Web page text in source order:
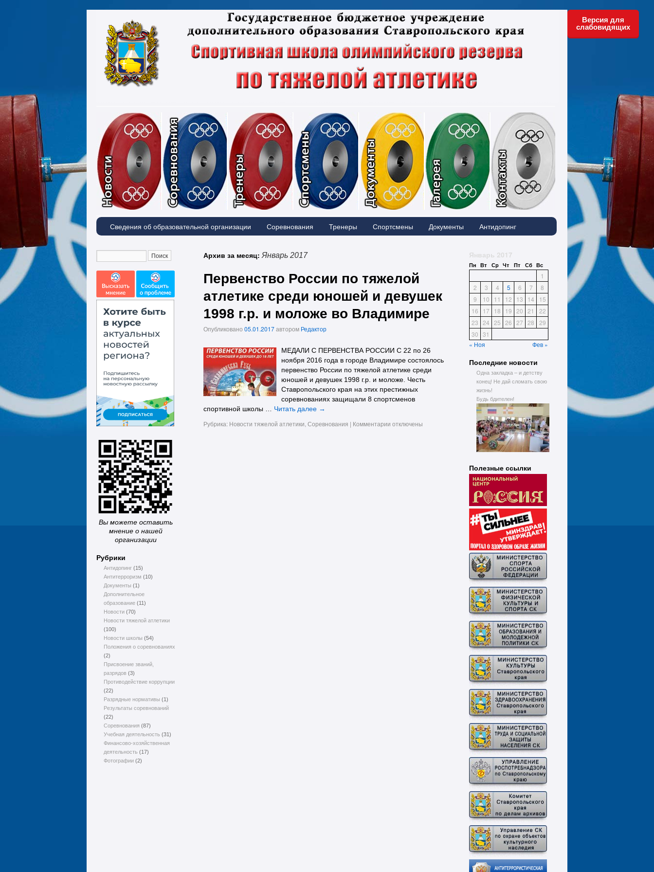
Новости Соревнования Тренеры Спортсмены Документы Фотографии
Сведения об образовательной организации Соревнования Тренеры Спортсмены Документы Антидопинг
Вы можете оставить
мнение о нашей
организации
Рубрики
Антидопинг(15)
Антитерроризм (10)
Документы (1)
Дополнительное
образование(11)
Новости(70)
Новости тяжелой атлетики
(100)
Новости школы (54)
Положения о соревнованиях
(2)
Присвоение званий,
разрядов(3)
Противодействие коррупции
(22)
Разрядные нормативы (1)
Результаты соревнований
(22)
Соревнования (87)
Учебная деятельность (31)
Финансово-хозяйственная
деятельность (17)
Фотографии(2)
Январь 2017
Пн Вт Ср Чт Пт Сб Вс
« Ноя Фев »
1
2
3 4 5 6 7
8
9
10 11 12 13 14
15
16
17 18 19 20 21
22
23 24 25 26 27 28
29
30 31
Последние новости
Одна закладка – и детству
конец! Не дай сломать свою
жизнь!
Будь бдителен!
Полезные ссылки
Версия для
слабовидящих
Архив за месяц:Январь 2017
Первенство России по тяжелой
атлетике среди юношей и девушек
1998 г.р. и моложе во Владимире
Опубликовано 05.01.2017автором Редактор
МЕДАЛИ С ПЕРВЕНСТВА РОССИИ С 22 по 26
ноября 2016 года в городе Владимире состоялось
первенство России по тяжелой атлетике среди
юношей и девушек 1998 г.р. и моложе. Честь
Ставропольского края на этих престижных
соревнованиях защищали 8 спортсменов
спортивной школы … Читать далее →
Рубрика: Новости тяжелой атлетики, Соревнования | Комментарии отключены